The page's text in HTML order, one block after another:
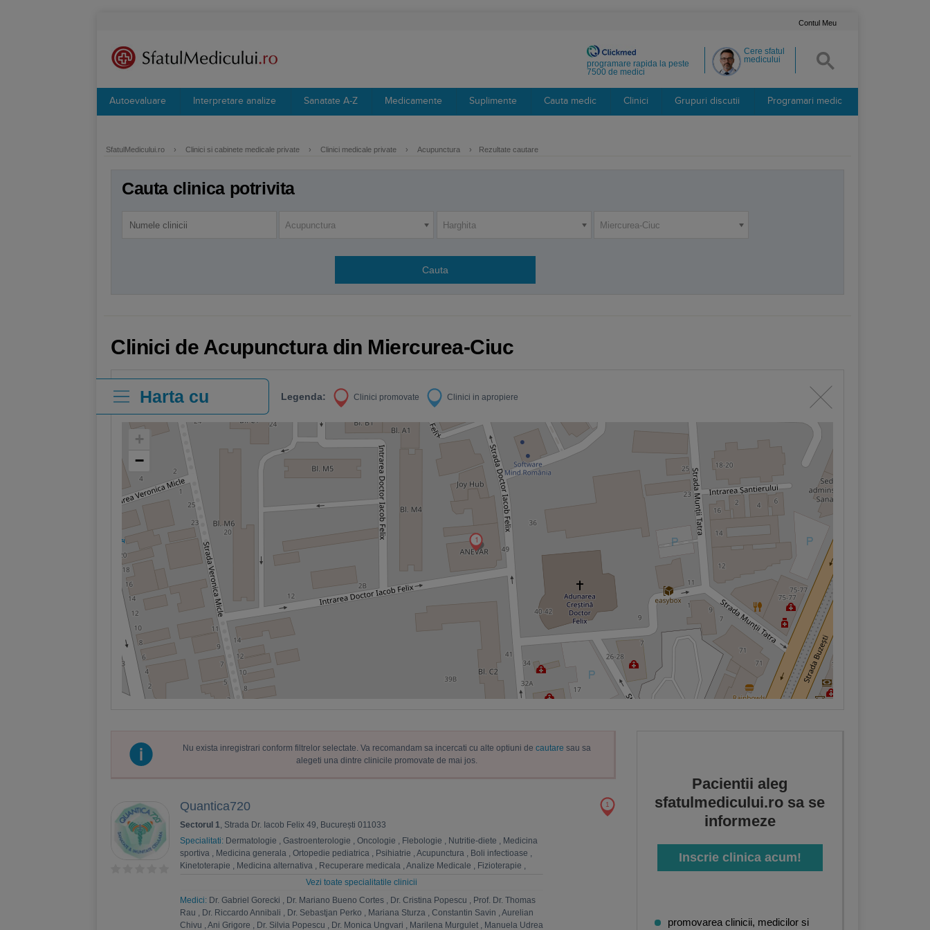
Contul Meu
Cere sfatul
medicului
programare rapida la peste
7500 de medici
Autoevaluare Interpretare analize Sanatate A-Z Medicamente Suplimente Cauta medic Clinici Grupuri discutii Programari medic
SfatulMedicului.ro › Clinici si cabinete medicale private › Clinici medicale private › Acupunctura › Rezultate cautare
Cauta clinica potrivita
Acupunctura Harghita Miercurea-Ciuc
Clinici de Acupunctura din Miercurea-Ciuc
Harta cu
clinici
Legenda: Clinici promovate Clinici in apropiere
1
+
−
Nu exista inregistrari conform filtrelor selectate. Va recomandam sa incercati cu alte optiuni de cautare sau sa
alegeti una dintre clinicile promovate de mai jos.
Quantica720
Sectorul 1, Strada Dr. Iacob Felix 49, București 011033
Specialitati: Dermatologie , Gastroenterologie , Oncologie , Flebologie , Nutritie-diete , Medicina
sportiva , Medicina generala , Ortopedie pediatrica , Psihiatrie , Acupunctura , Boli infectioase ,
Kinetoterapie , Medicina alternativa , Recuperare medicala , Analize Medicale , Fizioterapie ,
Medicina interna,Homeopatie ,Estetica,Psihologie
Ingrijiri paliative ,Pediatrie , Apifitoterapie,Genetica
Vezi toate specialitatile clinicii
Medici: Dr. Gabriel Gorecki , Dr. Mariano Bueno Cortes , Dr. Cristina Popescu , Prof. Dr. Thomas
Rau , Dr. Riccardo Annibali , Dr. Sebastjan Perko , Mariana Sturza , Constantin Savin , Aurelian
Chivu , Ani Grigore , Dr. Silvia Popescu , Dr. Monica Ungvari , Marilena Murgulet , Manuela Udrea
1
Pacientii aleg
sfatulmedicului.ro sa se
informeze
Inscrie clinica acum!
promovarea clinicii, medicilor si